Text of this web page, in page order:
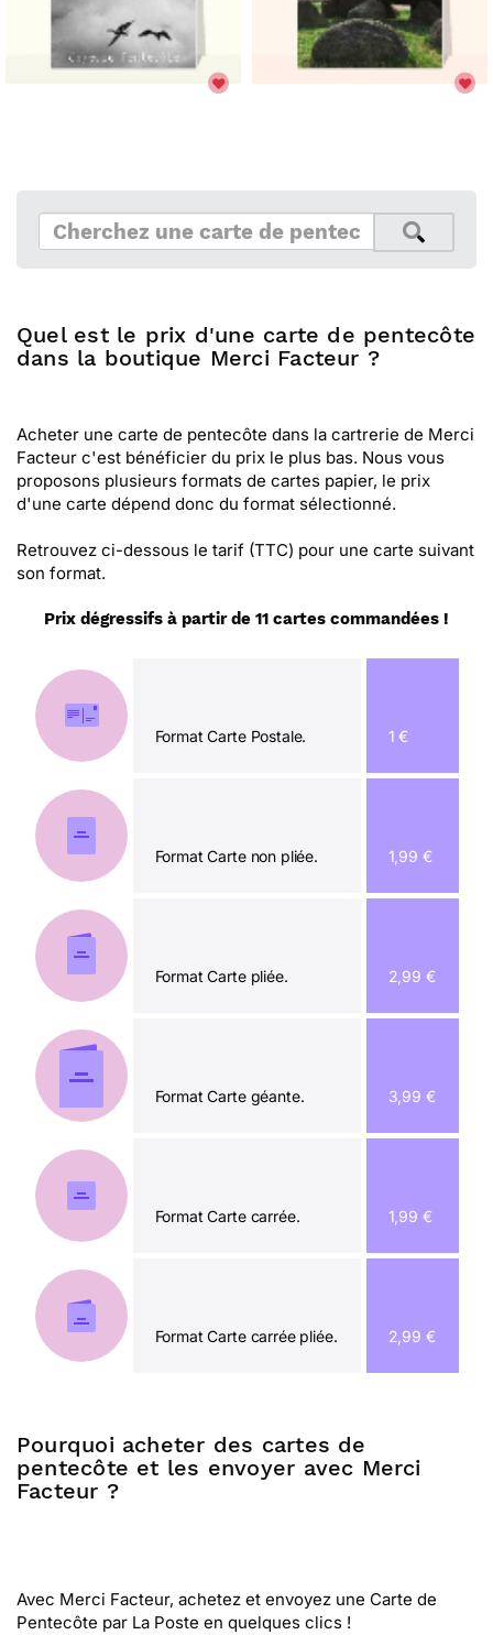
Quel est le prix d'une carte de pentecôte
dans la boutique Merci Facteur ?
Acheter une carte de pentecôte dans la cartrerie de Merci
Facteur c'est bénéficier du prix le plus bas. Nous vous
proposons plusieurs formats de cartes papier, le prix
d'une carte dépend donc du format sélectionné.
Retrouvez ci-dessous le tarif (TTC) pour une carte suivant
son format.
Prix dégressifs à partir de 11 cartes commandées !
Format Carte Postale. 1 €
Format Carte non pliée. 1,99 €
Format Carte pliée. 2,99 €
Format Carte géante. 3,99 €
Format Carte carrée. 1,99 €
Format Carte carrée pliée. 2,99 €
Pourquoi acheter des cartes de
pentecôte et les envoyer avec Merci
Facteur ?
Avec Merci Facteur, achetez et envoyez une Carte de
Pentecôte par La Poste en quelques clics !